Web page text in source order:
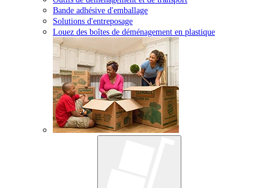
Bande adhésive d'emballage
Solutions d'entreposage
Louez des boîtes de déménagement en plastique